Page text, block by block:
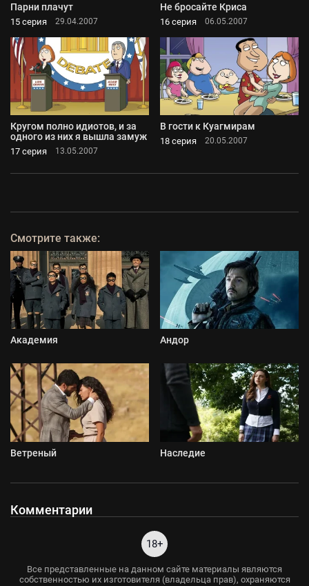
Парни плачут
15 серия 29.04.2007
Не бросайте Криса
16 серия 06.05.2007
Кругом полно идиотов, и за
одного из них я вышла замуж
17 серия 13.05.2007
В гости к Куагмирам
18 серия 20.05.2007
Смотрите также:
Академия Андор
Ветреный Наследие
Комментарии
18+
Все представленные на данном сайте материалы являются
собственностью их изготовителя (владельца прав), охраняются